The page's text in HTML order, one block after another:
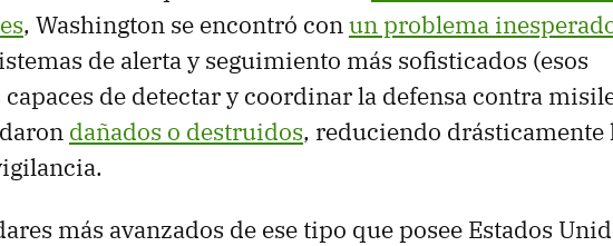
, Washington se encontró conun problema
de alerta y seguimiento más sofisticados (esos
de detectar y coordinar la defensa contra
dañados o destruidos, reduciendo drásticamente
más avanzados de ese tipo que posee Estados